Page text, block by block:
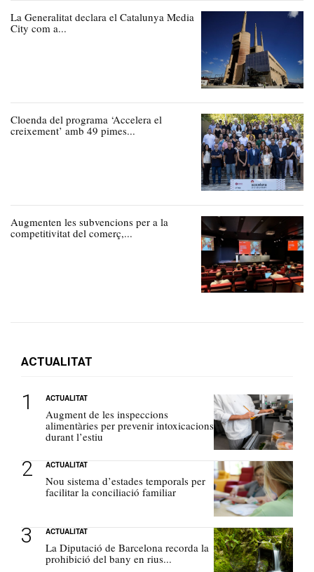
La Generalitat declara el Catalunya Media
City com a...
Cloenda del programa ‘Accelera el
creixement’ amb 49 pimes...
Augmenten les subvencions per a la
competitivitat del comerç,...
ACTUALITAT
ACTUALITAT
Augment de les inspeccions
alimentàries per prevenir intoxicacions
durant l’estiu
ACTUALITAT
Nou sistema d’estades temporals per
facilitar la conciliació familiar
ACTUALITAT
La Diputació de Barcelona recorda la
prohibició del bany en rius...